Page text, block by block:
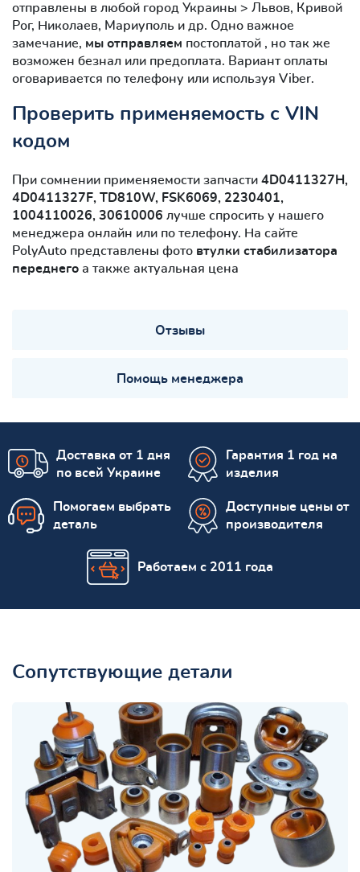
отправлены в любой город Украины > Львов, Кривой
Рог, Николаев, Мариуполь и др. Одно важное
замечание, мы отправляем постоплатой , но так же
возможен безнал или предоплата. Вариант оплаты
оговаривается по телефону или используя Viber.
Проверить применяемость с VIN
кодом
При сомнении применяемости запчасти 4D0411327H,
4D0411327F, TD810W, FSK6069, 2230401,
1004110026, 30610006 лучше спросить у нашего
менеджера онлайн или по телефону. На сайте
PolyAuto представлены фото втулки стабилизатора
переднего а также актуальная цена
Отзывы
Помощь менеджера
Доставка от 1 дня
по всей Украине
Гарантия 1 год на
изделия
Помогаем выбрать
деталь
Доступные цены от
производителя
Работаем с 2011 года
Сопутствующие детали